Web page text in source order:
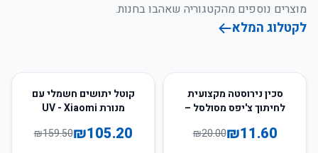
מוצרים נוספים מהקטגוריה שאהבו בחנות.
לקטלוג המלא
42
סכין נירוסטה מקצועית
לחיתוך צ'יפס מסולסל –
₪11.60
₪20.00
34
קוטל יתושים חשמלי עם
מנורת UV - Xiaomi
₪105.20
₪159.50